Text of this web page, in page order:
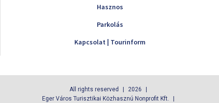
Hasznos
Parkolás
Kapcsolat | Tourinform
All rights reserved
2026
Eger Város Turisztikai Közhasznú Nonprofit Kft.